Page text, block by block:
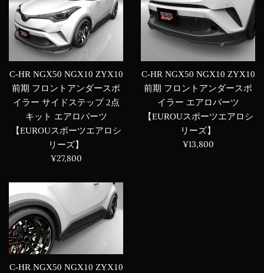
C-HR NGX50 NGX10 ZYX10
前期 フロントアンダースポ
イラー サイドステップ 2点
キット エアロパーツ
【EUROUスポーツエアロシ
リーズ】
通
価
格
¥27,800
C-HR NGX50 NGX10 ZYX10
前期 フロントアンダースポ
イラー エアロパーツ
【EUROUスポーツエアロシ
リーズ】
通
¥13,800
C-HR NGX50 NGX10 ZYX10